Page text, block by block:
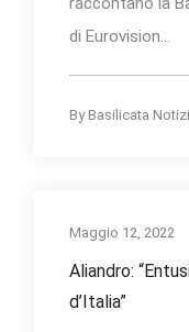
di Eurovision...
By Basilicata
Maggio 12, 2022
Aliandro:
d’Italia”